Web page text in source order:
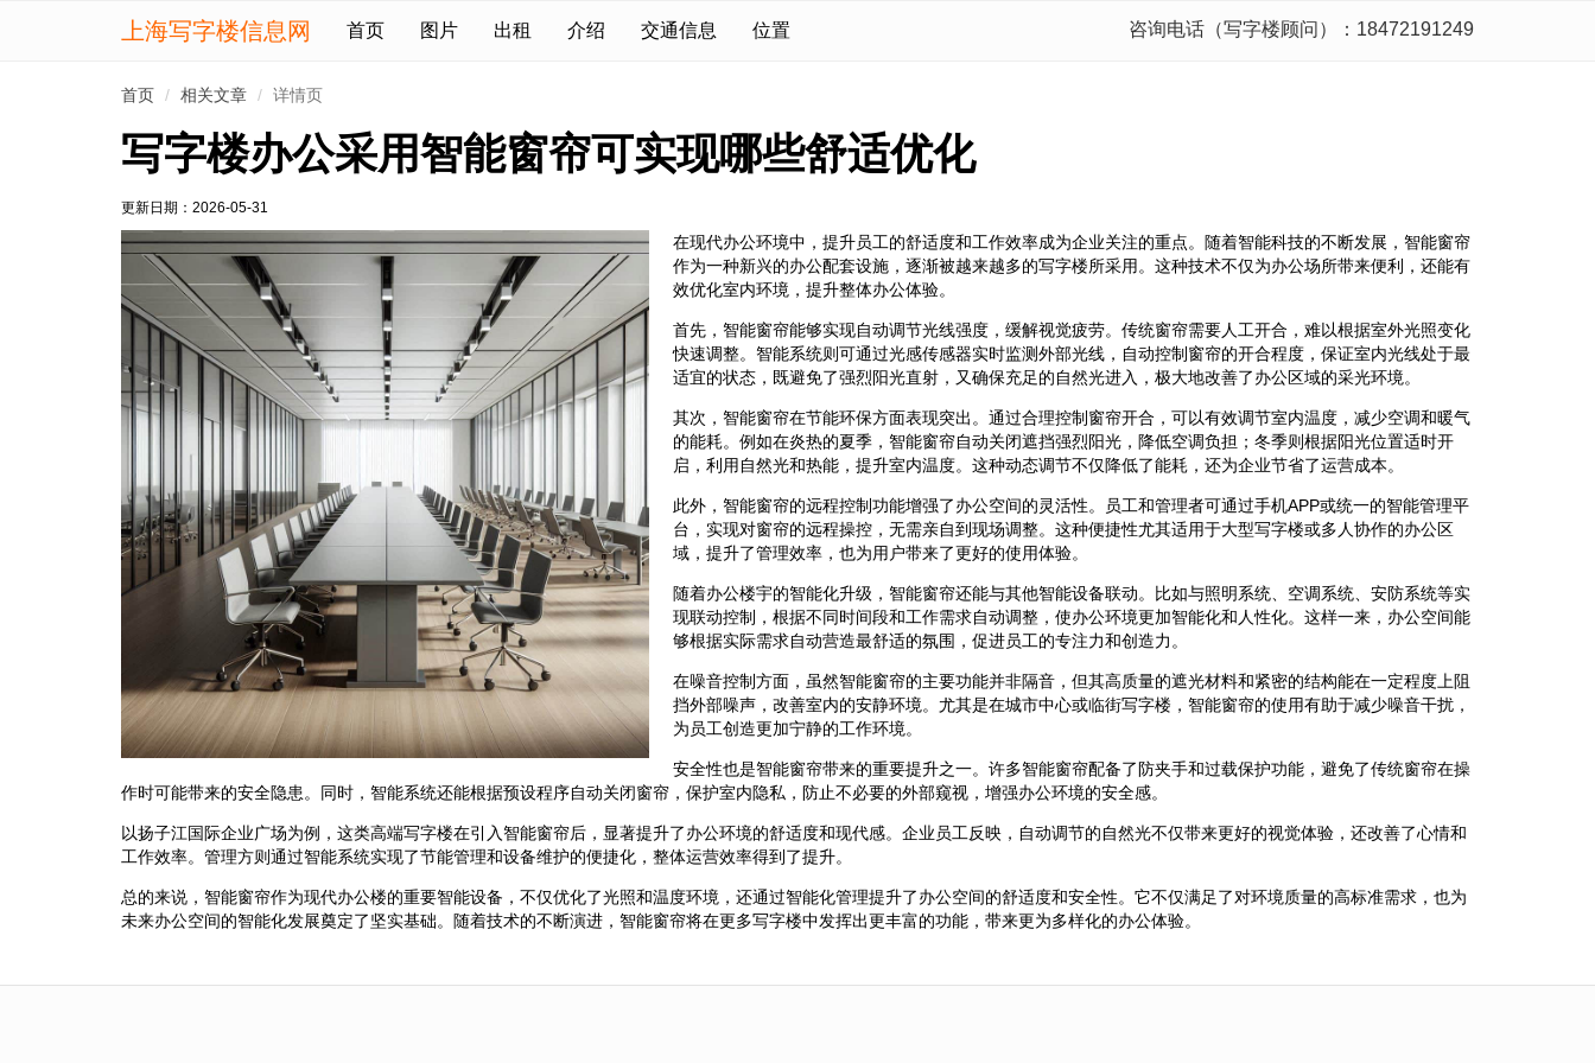
上海写字楼信息网 首页 图片 出租 介绍 交通信息 位置 咨询电话（写字楼顾问）：18472191249
首页 相关文章 详情页
写字楼办公采用智能窗帘可实现哪些舒适优化
更新日期： 2026-05-31
在现代办公环境中，提升员工的舒适度和工作效率成为企业关注的重点。随着智能科技的不断发展，智能窗帘
作为一种新兴的办公配套设施，逐渐被越来越多的写字楼所采用。这种技术不仅为办公场所带来便利，还能有
效优化室内环境，提升整体办公体验。
首先，智能窗帘能够实现自动调节光线强度，缓解视觉疲劳。传统窗帘需要人工开合，难以根据室外光照变化
快速调整。智能系统则可通过光感传感器实时监测外部光线，自动控制窗帘的开合程度，保证室内光线处于最
适宜的状态，既避免了强烈阳光直射，又确保充足的自然光进入，极大地改善了办公区域的采光环境。
其次，智能窗帘在节能环保方面表现突出。通过合理控制窗帘开合，可以有效调节室内温度，减少空调和暖气
的能耗。例如在炎热的夏季，智能窗帘自动关闭遮挡强烈阳光，降低空调负担；冬季则根据阳光位置适时开
启，利用自然光和热能，提升室内温度。这种动态调节不仅降低了能耗，还为企业节省了运营成本。
此外，智能窗帘的远程控制功能增强了办公空间的灵活性。员工和管理者可通过手机APP或统一的智能管理平
台，实现对窗帘的远程操控，无需亲自到现场调整。这种便捷性尤其适用于大型写字楼或多人协作的办公区
域，提升了管理效率，也为用户带来了更好的使用体验。
随着办公楼宇的智能化升级，智能窗帘还能与其他智能设备联动。比如与照明系统、空调系统、安防系统等实
现联动控制，根据不同时间段和工作需求自动调整，使办公环境更加智能化和人性化。这样一来，办公空间能
够根据实际需求自动营造最舒适的氛围，促进员工的专注力和创造力。
在噪音控制方面，虽然智能窗帘的主要功能并非隔音，但其高质量的遮光材料和紧密的结构能在一定程度上阻
挡外部噪声，改善室内的安静环境。尤其是在城市中心或临街写字楼，智能窗帘的使用有助于减少噪音干扰，
为员工创造更加宁静的工作环境。
安全性也是智能窗帘带来的重要提升之一。许多智能窗帘配备了防夹手和过载保护功能，避免了传统窗帘在操
作时可能带来的安全隐患。同时，智能系统还能根据预设程序自动关闭窗帘，保护室内隐私，防止不必要的外部窥视，增强办公环境的安全感。
以扬子江国际企业广场为例，这类高端写字楼在引入智能窗帘后，显著提升了办公环境的舒适度和现代感。企业员工反映，自动调节的自然光不仅带来更好的视觉体验，还改善了心情和
工作效率。管理方则通过智能系统实现了节能管理和设备维护的便捷化，整体运营效率得到了提升。
总的来说，智能窗帘作为现代办公楼的重要智能设备，不仅优化了光照和温度环境，还通过智能化管理提升了办公空间的舒适度和安全性。它不仅满足了对环境质量的高标准需求，也为
未来办公空间的智能化发展奠定了坚实基础。随着技术的不断演进，智能窗帘将在更多写字楼中发挥出更丰富的功能，带来更为多样化的办公体验。